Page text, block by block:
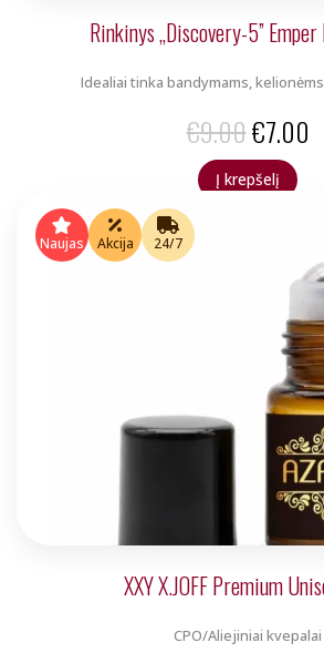
Rinkinys „Discovery-5”
Idealiai tinka bandymams,
€9.00Original
price
€7.00
Į krepšelį
Naujas Akcija 24/7
XXY X.JOFF Premium
CPO/Aliejiniai kvepalai